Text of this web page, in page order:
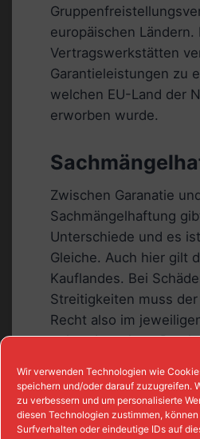
Wir verwenden Technologien wie
speichern und/oder darauf zuzugreifen.
zu verbessern und um personalisierte
diesen Technologien zustimmen,
Surfverhalten oder eindeutige IDs auf
europäischen Ländern.
Vertragswerkstätten
Garantieleistungen zu
welchen EU-Land der
erworben wurde.
Zwischen Garanatie
Sachmängelhaftung
Unterschiede und es
Gleiche. Auch hier gilt
Kauflandes. Bei
Streitigkeiten muss
Recht also im
geltend machen. Das
schnell zu einem
werden. Nach der
Deutschland dann